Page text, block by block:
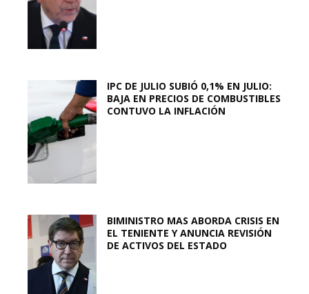
IPC DE JULIO SUBIÓ 0,1% EN JULIO:
BAJA EN PRECIOS DE COMBUSTIBLES
CONTUVO LA INFLACIÓN
BIMINISTRO MAS ABORDA CRISIS EN
EL TENIENTE Y ANUNCIA REVISIÓN
DE ACTIVOS DEL ESTADO